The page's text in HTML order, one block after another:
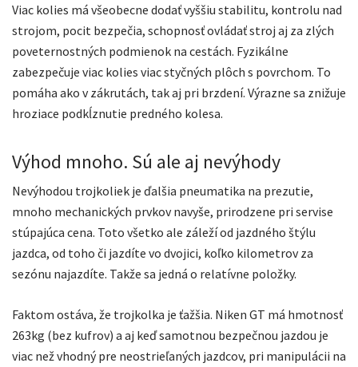
Viac kolies má všeobecne dodať vyššiu stabilitu, kontrolu nad
strojom, pocit bezpečia, schopnosť ovládať stroj aj za zlých
poveternostných podmienok na cestách. Fyzikálne
zabezpečuje viac kolies viac styčných plôch s povrchom. To
pomáha ako v zákrutách, tak aj pri brzdení. Výrazne sa znižuje
hroziace podkĺznutie predného kolesa.
Výhod mnoho. Sú ale aj nevýhody
Nevýhodou trojkoliek je ďalšia pneumatika na prezutie,
mnoho mechanických prvkov navyše, prirodzene pri servise
stúpajúca cena. Toto všetko ale záleží od jazdného štýlu
jazdca, od toho či jazdíte vo dvojici, koľko kilometrov za
sezónu najazdíte. Takže sa jedná o relatívne položky.
Faktom ostáva, že trojkolka je ťažšia. Niken GT má hmotnosť
263kg (bez kufrov) a aj keď samotnou bezpečnou jazdou je
viac než vhodný pre neostrieľaných jazdcov, pri manipulácii na